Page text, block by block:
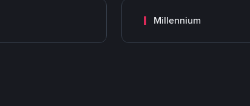
Millennium